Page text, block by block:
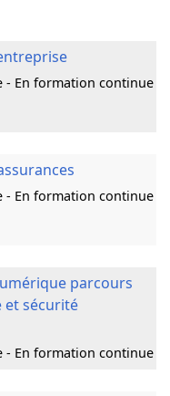
- En formation continue
- En formation continue
parcours
et sécurité
- En formation continue